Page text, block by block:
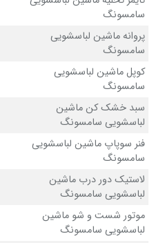
سامسونگ
پروانه ماشین لباسشویی
سامسونگ
کوپل ماشین لباسشویی
سامسونگ
سبد خشک کن ماشین
لباسشویی سامسونگ
فنر سوپاپ ماشین لباسشویی
سامسونگ
لاستیک دور درب ماشین
لباسشویی سامسونگ
موتور شست و شو ماشین
لباسشویی سامسونگ